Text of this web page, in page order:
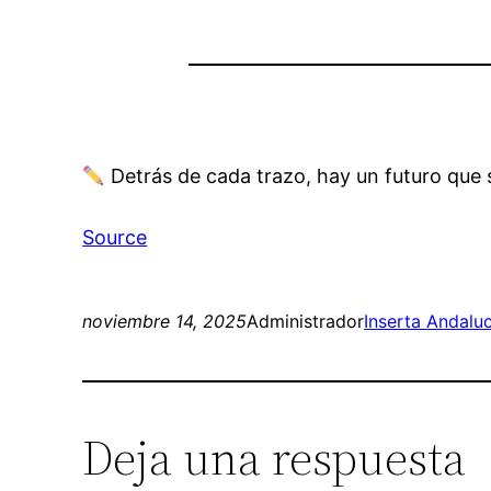
Detrás de cada trazo, hay un futuro que
Source
noviembre 14, 2025AdministradorInserta
Deja una respuesta